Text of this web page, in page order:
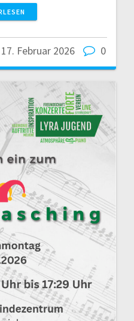
17. Februar 2026 0